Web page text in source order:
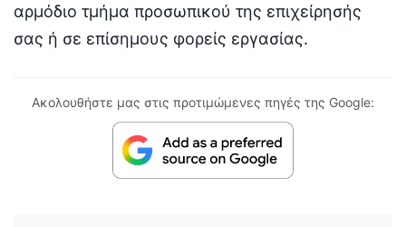
αρμόδιο τμήμα προσωπικού της επιχείρησής
σας ή σε επίσημους φορείς εργασίας.
Ακολουθήστε μας στις προτιμώμενες πηγές της Google: